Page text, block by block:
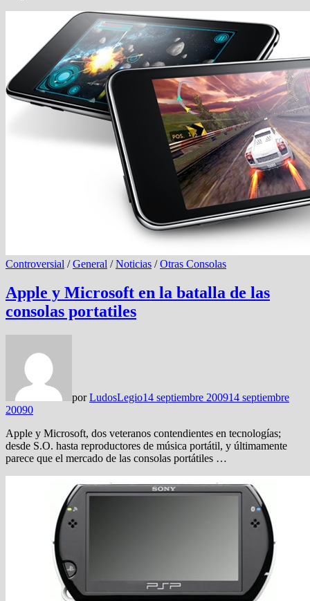
Controversial /General /Noticias /Otras Consolas
Apple y Microsoft en la batalla de las
consolas portatiles
porLudosLegio14 septiembre 200914 septiembre
20090
Apple y Microsoft, dos veteranos contendientes en tecnologías;
desde S.O. hasta reproductores de música portátil, y últimamente
parece que el mercado de las consolas portátiles …